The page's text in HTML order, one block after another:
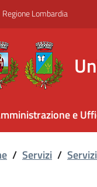
Regione Lombardia
e
/ Servizi /